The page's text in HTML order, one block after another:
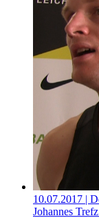
10.07.2017 |
Johannes